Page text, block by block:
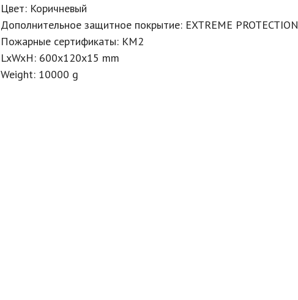
Цвет: Коричневый
Дополнительное защитное покрытие: EXTREME PROTECTION
Пожарные сертификаты: КМ2
LxWxH: 600x120x15 mm
Weight: 10000 g